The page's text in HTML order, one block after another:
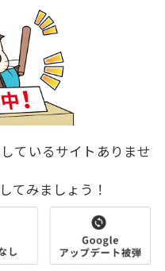
ているサイトありませ
てみましょう！